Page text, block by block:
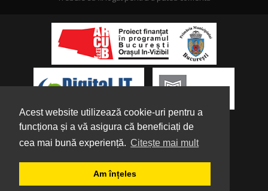
Acest website utilizează cookie-uri pentru a
funcționa și a vă asigura că beneficiați de
cea mai bună experiență. Citește mai mult
Am înțeles
Despre noi | Parteneri
Confidențialitate | Termeni și condiții | Tutorial